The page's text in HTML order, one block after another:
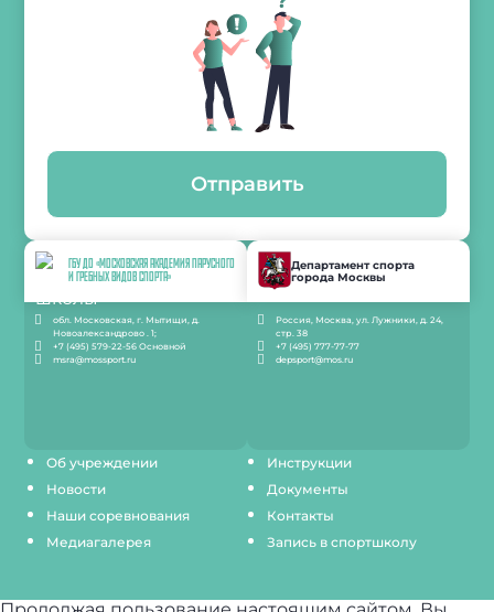
Об учреждении
Новости
Наши соревнования
Медиагалерея
Инструкции
Документы
Контакты
Запись в спортшколу
Отправить
ГБУ ДО «МОСКОВСКАЯ АКАДЕМИЯ ПАРУСНОГО
И ГРЕБНЫХ ВИДОВ СПОРТА»
обл. Московская, г. Мытищи, д.
Новоалександрово . 1;
+7 (495) 579-22-56 Основной
msra@mossport.ru
Департамент спорта
города Москвы
Россия, Москва, ул. Лужники, д. 24,
стр. 38
+7 (495) 777-77-77
depsport@mos.ru